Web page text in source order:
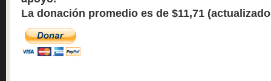
La donación promedio es de $11,71